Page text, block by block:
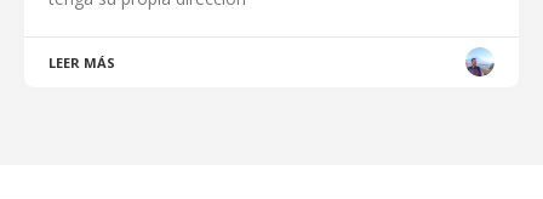
LEER MÁS